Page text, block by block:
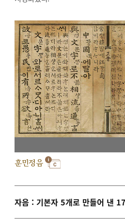
훈민정음
자음 : 기본자 5개로 만들어 낸